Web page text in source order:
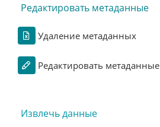
Редактировать метаданные
Удаление метаданных
Редактировать метаданные
Извлечь данные